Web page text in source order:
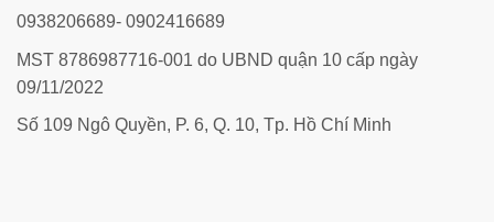
0938206689- 0902416689
MST 8786987716-001 do UBND quận 10 cấp ngày
09/11/2022
Số 109 Ngô Quyền, P. 6, Q. 10, Tp. Hồ Chí Minh